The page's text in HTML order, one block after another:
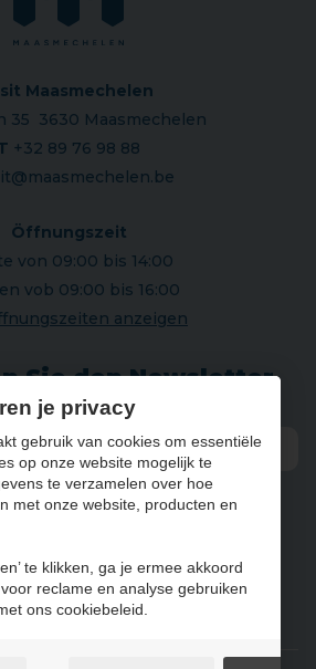
Maasmechelen
35 3630 Maasmechelen
+32 89 76 98 88
Öffnungszeit
von 09:00 bis 14:00
vob 09:00 bis 16:00
anzeigen
Sie den Newsletter
om mijn gegevens te bewaren en
in onzeprivacy statement
NL DE EN
je privacy
gebruik van cookies om essentiële
op onze website mogelijk te
te verzamelen over hoe
met onze website, producten en
te klikken, ga je ermee akkoord
reclame en analyse gebruiken
ons cookiebeleid.